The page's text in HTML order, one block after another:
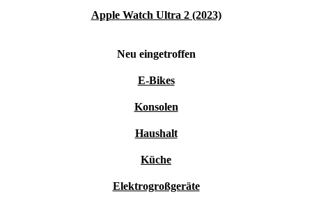
Apple Watch Ultra 2 (2023)
Neu eingetroffen
E-Bikes
Konsolen
Haushalt
Küche
Elektrogroßgeräte